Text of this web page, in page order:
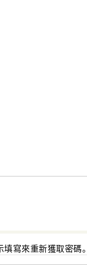
寫來重新獲取密碼。